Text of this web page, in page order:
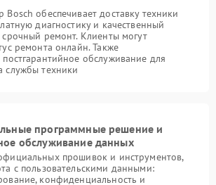
обеспечивает доставку техники
диагностику и качественный
ремонт. Клиенты могут
ремонта онлайн. Также
постгарантийное обслуживание для
службы техники
программные решение и
обслуживание данных
прошивок и инструментов,
с пользовательскими данными:
конфиденциальность и